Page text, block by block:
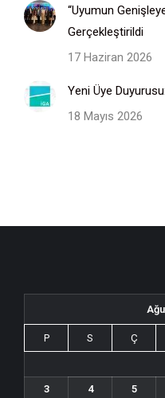
“Uyumun
Gerçekleştirildi
17 Haziran 2026
Yeni Üye
18 Mayıs 2026
P S Ç
3 4 5